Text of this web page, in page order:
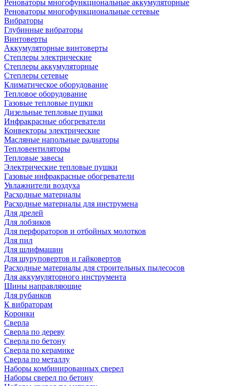
Реноваторы многофункциональные аккумуляторные
Реноваторы многофункциональные сетевые
Вибраторы
Глубинные вибраторы
Винтоверты
Аккумуляторные винтоверты
Степлеры электрические
Степлеры аккумуляторные
Степлеры сетевые
Климатическое оборудование
Тепловое оборудование
Газовые тепловые пушки
Дизельные тепловые пушки
Инфракрасные обогреватели
Конвекторы электрические
Масляные напольные радиаторы
Тепловентиляторы
Тепловые завесы
Электрические тепловые пушки
Газовые инфракрасные обогреватели
Увлажнители воздуха
Расходные материалы
Расходные материалы для инструмена
Для дрелей
Для лобзиков
Для перфораторов и отбойных молотков
Для пил
Для шлифмашин
Для шуруповертов и гайковертов
Расходные материалы для строительных пылесосов
Для аккумуляторного инструмента
Шины направляющие
Для рубанков
К вибраторам
Коронки
Сверла
Сверла по дереву
Сверла по бетону
Сверла по керамике
Сверла по металлу
Наборы комбинированных сверел
Наборы сверел по бетону